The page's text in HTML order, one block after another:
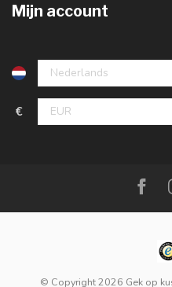
Mijn account
€
© Copyright 2026 Gek op